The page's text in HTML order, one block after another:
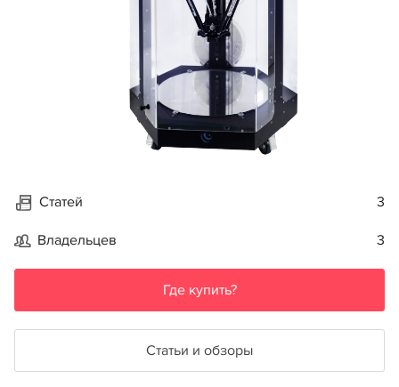
Статей 3
Владельцев 3
Где купить?
Статьи и обзоры